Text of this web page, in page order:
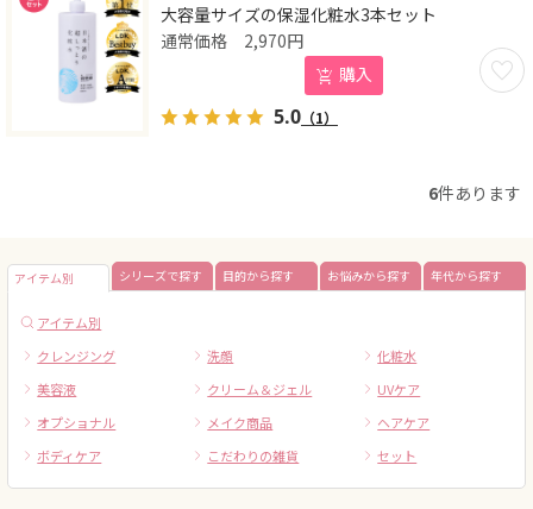
大容量サイズの保湿化粧水3本セット
お気
2,970円
購入
5.0 （1）
6件あります
アイテム別 シリーズで探す 目的から探す お悩みから探す 年代から探す
アイテム別
クレンジング
洗顔
化粧水
美容液
クリーム＆ジェル
UVケア
オプショナル
メイク商品
ヘアケア
ボディケア
こだわりの雑貨 セット